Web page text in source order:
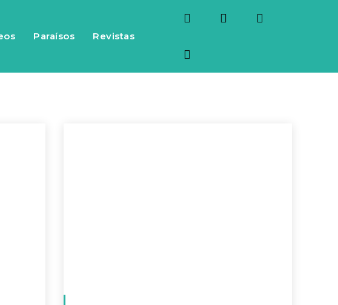
Paraísos Revistas